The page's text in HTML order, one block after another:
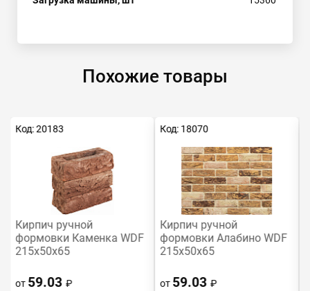
Похожие товары
Код: 20183
Кирпич ручной
формовки Каменка WDF
215x50x65
от 59.03₽
Код: 18070
Кирпич ручной
формовки Алабино WDF
215x50x65
от 59.03₽